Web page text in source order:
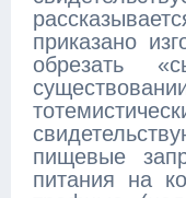
приказано
обрезать
пищевые
питания на